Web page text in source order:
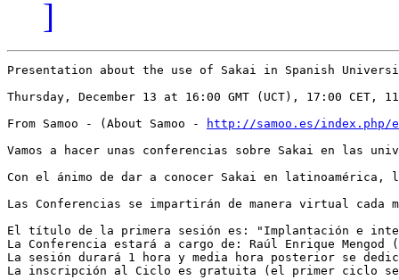
]
Presentation about the use of Sakai in Spanish
Thursday, December 13 at 16:00 GMT (UCT), 17:00 CET,
From Samoo - (About Samoo -
http://samoo.es/index.php/
Vamos a hacer unas conferencias sobre Sakai en las
Con el ánimo de dar a conocer Sakai en
Las Conferencias se impartirán de manera virtual
El título de la primera sesión es: "Implantación e
La Conferencia estará a cargo de: Raúl Enrique
La sesión durará 1 hora y media hora posterior se
La inscripción al Ciclo es gratuita (el primer ciclo se